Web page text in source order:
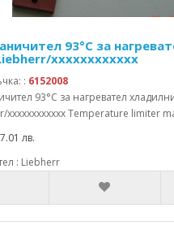
93°C за
xxxxxxxxxxxx
: 6152008
93°C за нагревател
xxxxxxxxxxxx Temperature limiter
лв.
: Liebherr